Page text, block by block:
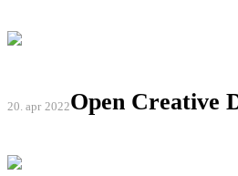
20. apr 2022Open Creative